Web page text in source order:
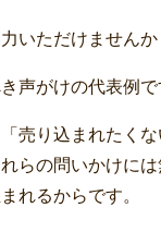
いただけませんか
声がけの代表例で
売り込まれたく
らの問いかけには
れるからです。